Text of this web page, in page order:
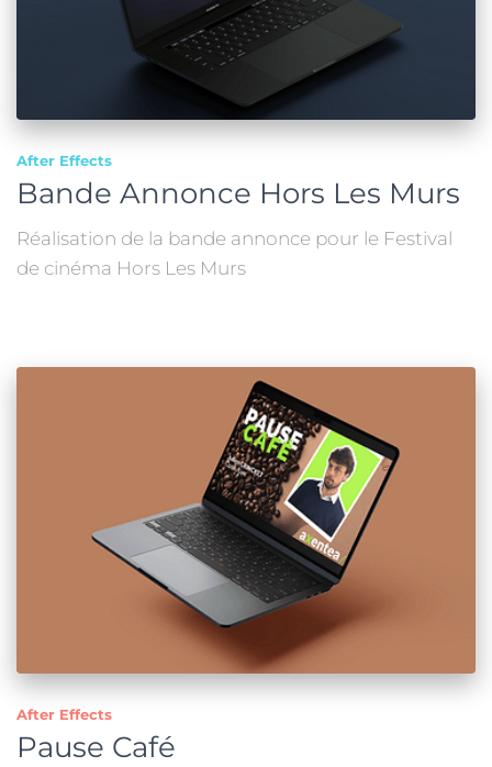
After Effects
Bande Annonce Hors Les Murs
Réalisation de la bande annonce pour le Festival
de cinéma Hors Les Murs
After Effects
Pause Café